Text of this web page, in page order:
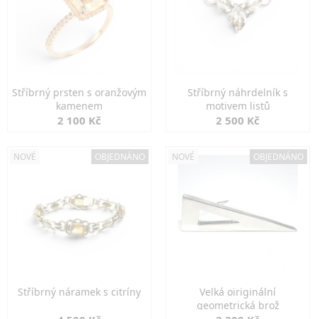
Stříbrný prsten s oranžovým
kamenem
2 100 Kč
Stříbrný náhrdelník s
motivem listů
2 500 Kč
NOVÉ OBJEDNÁNO
Stříbrný náramek s citríny
NOVÉ OBJEDNÁNO
Velká oiriginální
geometrická brož